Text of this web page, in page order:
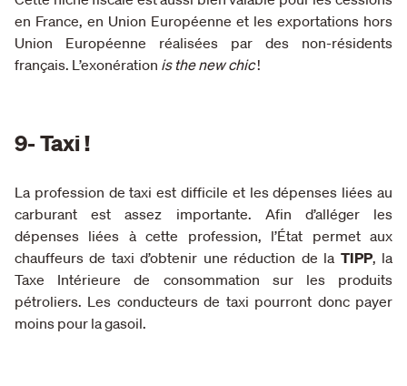
en France, en Union Européenne et les exportations hors
Union Européenne réalisées par des non-résidents
français. L’exonération is the new chic!
9- Taxi !
La profession de taxi est difficile et les dépenses liées au
carburant est assez importante. Afin d’alléger les
dépenses liées à cette profession, l’État permet aux
chauffeurs de taxi d’obtenir une réduction de la TIPP, la
Taxe Intérieure de consommation sur les produits
pétroliers. Les conducteurs de taxi pourront donc payer
moins pour la gasoil.